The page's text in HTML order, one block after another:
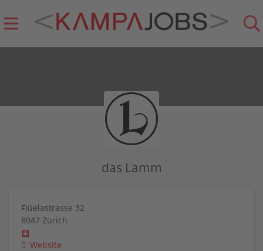
das Lamm
Flüelastrasse 32
8047 Zürich
Website